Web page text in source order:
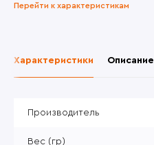
Перейти к характеристикам
Характеристики Описание
Производитель
Вес (гр)